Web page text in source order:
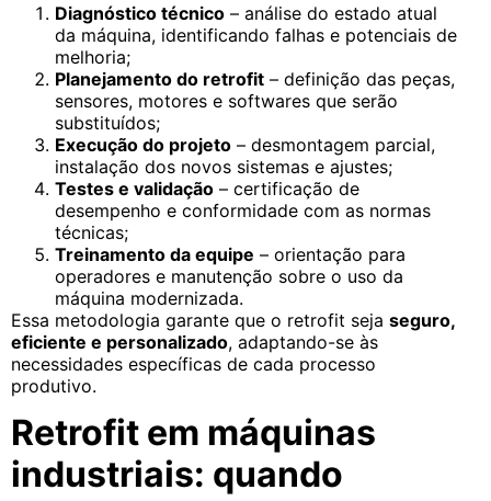
Diagnóstico técnico – análise do estado atual
da máquina, identificando falhas e potenciais de
melhoria;
Planejamento do retrofit – definição das peças,
sensores, motores e softwares que serão
substituídos;
Execução do projeto – desmontagem parcial,
instalação dos novos sistemas e ajustes;
Testes e validação – certificação de
desempenho e conformidade com as normas
técnicas;
Treinamento da equipe – orientação para
operadores e manutenção sobre o uso da
máquina modernizada.
Essa metodologia garante que o retrofit seja seguro,
eficiente e personalizado, adaptando-se às
necessidades específicas de cada processo
produtivo.
Retrofit em máquinas
industriais: quando